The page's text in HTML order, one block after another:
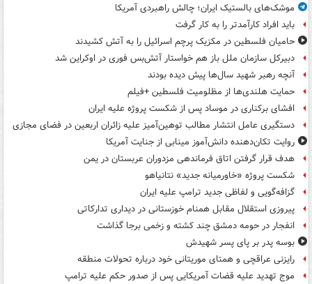
موشک‌های بالستیک ایران؛ چالش راهبردی آمریکا
باید افراد کارآمدتر را به کار گرفت
حامیان فلسطین در مکزیک پرچم اسرائیل را به آتش کشیدند
دبیرکل سازمان ملل باز هم خواستار آتش‌بس فوری در اوکراین شد
آنچه رهبر شهید سال‌ها پیش دیده بودند
حمایت هلندی‌ها از مظلومیت فلسطین +فیلم
افشای برکناری در موساد پس از شکست پروژه علیه ایران
دستگیری عامل انتشار مطالب توهین‌آمیز علیه زائران اربعین در فضای مجازی
روایت تکان‌دهنده دانش‌آموز مینابی از جنایت آمریکا
هدف قرار گرفتن اتاق‌ فرماندهی مزدوران عربستان در یمن
شکست پروژه «خاورمیانه جدید» نتانیاهو
گزافه‌گویی و لفاظی جدید ترامپ علیه ایران
پیروزی استقلال مقابل همنام خوزستانی در دیداری تدارکاتی
انفجار در حومه دمشق چند کشته و زخمی برجا گذاشت
بوسه‌ پدر بر پای پسر شهیدش
رایزنی عراقچی و همتای موریتانی خود درباره تحولات منطقه
موج تهدید علیه قضات آمریکایی پس از صدور حکم علیه ترامپ